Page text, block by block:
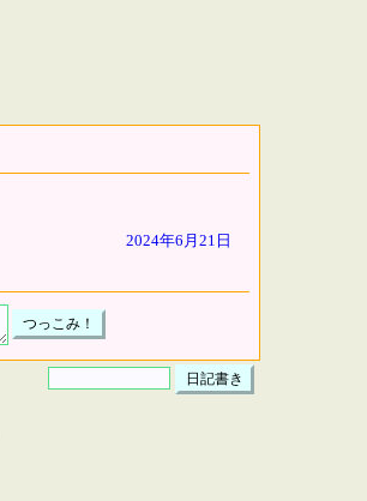
2024年6月21日